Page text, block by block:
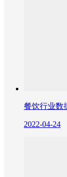
餐饮行业数
2022-04-24